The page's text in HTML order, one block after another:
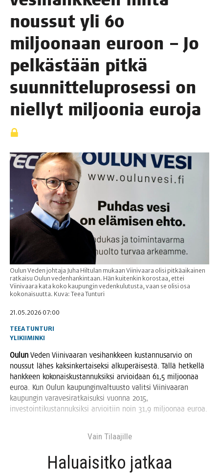
nous­sut yli 60
mil­joo­naan euroon – Jo
pel­käs­tään pit­kä
suun­nit­te­lu­pro­ses­si on
niel­lyt mil­joo­nia euroja
Oulun Veden johtaja Juha Hiltulan mukaan Viinivaara olisi pitkäaikainen
ratkaisu Oulun vedenhankintaan. Hän kuitenkin korostaa, ettei
Viinivaara kata koko kaupungin vedenkulutusta, vaan se olisi osa
kokonaisuutta. Kuva: Teea Tunturi
21.05.2026 07:00
TEEA TUNTURI
YLIKIIMINKI
Oulun Veden Vii­ni­vaa­ran vesi­hank­keen kus­tan­nusar­vio on
nous­sut lähes kak­sin­ker­tai­sek­si alku­pe­räi­ses­tä. Täl­lä het­kel­lä
hank­keen koko­nais­kus­tan­nuk­sik­si arvioi­daan 61,5 mil­joo­naa
euroa. Kun Oulun kau­pun­gin­val­tuus­to valit­si Vii­ni­vaa­ran
kau­pun­gin vara­ve­si­rat­kai­suk­si vuon­na 2015,
inves­toin­ti­kus­tan­nuk­sik­si arvioi­tiin noin 31,9 mil­joo­naa euroa.
Vain Tilaa­jil­le
Haluai­sit­ko jat­kaa